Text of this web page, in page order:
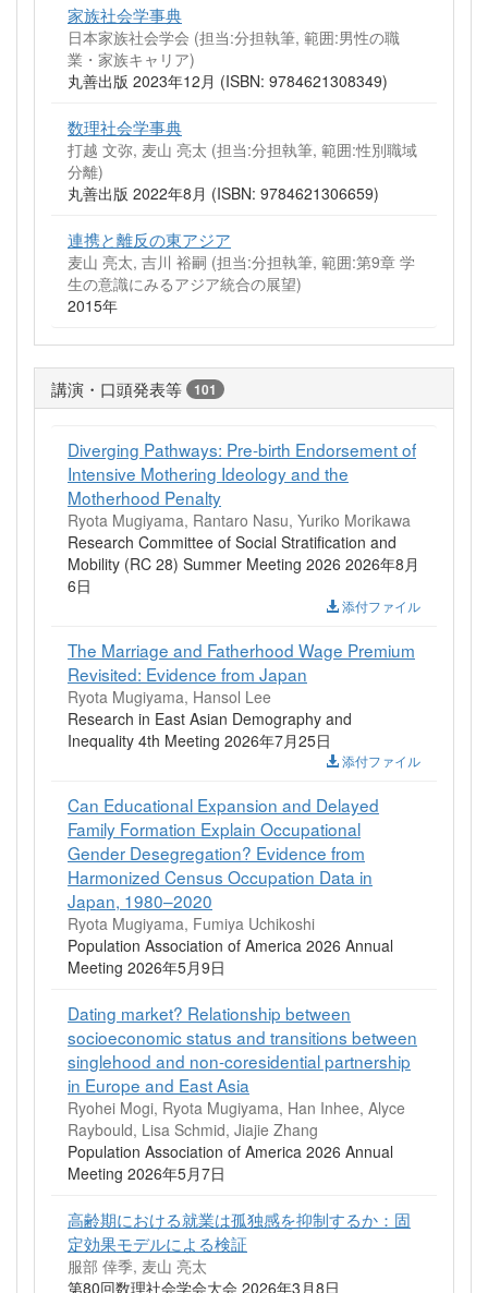
家族社会学事典
日本家族社会学会 (担当:分担執筆, 範囲:男性の職
業・家族キャリア)
丸善出版 2023年12月 (ISBN: 9784621308349)
数理社会学事典
打越 文弥, 麦山 亮太 (担当:分担執筆, 範囲:性別職域
分離)
丸善出版 2022年8月 (ISBN: 9784621306659)
連携と離反の東アジア
麦山 亮太, 吉川 裕嗣 (担当:分担執筆, 範囲:第9章 学
生の意識にみるアジア統合の展望)
2015年
講演・口頭発表等 101
Diverging Pathways: Pre-birth Endorsement of
Intensive Mothering Ideology and the
Motherhood Penalty
Ryota Mugiyama, Rantaro Nasu, Yuriko Morikawa
Research Committee of Social Stratification and
Mobility (RC 28) Summer Meeting 2026 2026年8月
6日
添付ファイル
The Marriage and Fatherhood Wage Premium
Revisited: Evidence from Japan
Ryota Mugiyama, Hansol Lee
Research in East Asian Demography and
Inequality 4th Meeting 2026年7月25日
添付ファイル
Can Educational Expansion and Delayed
Family Formation Explain Occupational
Gender Desegregation? Evidence from
Harmonized Census Occupation Data in
Japan, 1980–2020
Ryota Mugiyama, Fumiya Uchikoshi
Population Association of America 2026 Annual
Meeting 2026年5月9日
Dating market? Relationship between
socioeconomic status and transitions between
singlehood and non-coresidential partnership
in Europe and East Asia
Ryohei Mogi, Ryota Mugiyama, Han Inhee, Alyce
Raybould, Lisa Schmid, Jiajie Zhang
Population Association of America 2026 Annual
Meeting 2026年5月7日
高齢期における就業は孤独感を抑制するか：固
定効果モデルによる検証
服部 倖季, 麦山 亮太
第80回数理社会学会大会 2026年3月8日